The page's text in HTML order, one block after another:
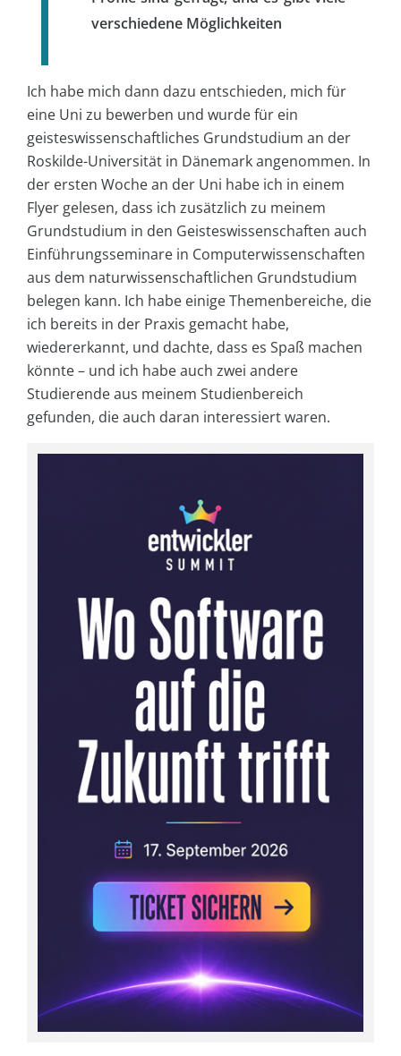
verschiedene Möglichkeiten
Ich habe mich dann dazu entschieden, mich für
eine Uni zu bewerben und wurde für ein
geisteswissenschaftliches Grundstudium an der
Roskilde-Universität in Dänemark angenommen. In
der ersten Woche an der Uni habe ich in einem
Flyer gelesen, dass ich zusätzlich zu meinem
Grundstudium in den Geisteswissenschaften auch
Einführungsseminare in Computerwissenschaften
aus dem naturwissenschaftlichen Grundstudium
belegen kann. Ich habe einige Themenbereiche, die
ich bereits in der Praxis gemacht habe,
wiedererkannt, und dachte, dass es Spaß machen
könnte – und ich habe auch zwei andere
Studierende aus meinem Studienbereich
gefunden, die auch daran interessiert waren.